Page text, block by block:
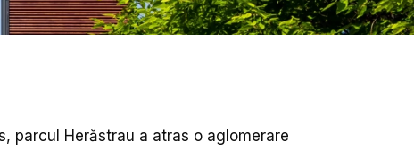
parcul Herăstrau a atras o aglomerare